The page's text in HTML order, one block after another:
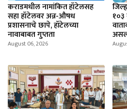
कराडमधील नामांकित हॉटेलसह
सहा हॉटेलवर अन्न-औषध
प्रशासनाचे छापे, हॉटेलच्या
नावाबाबत गुप्तता
August 06, 2026
१०३